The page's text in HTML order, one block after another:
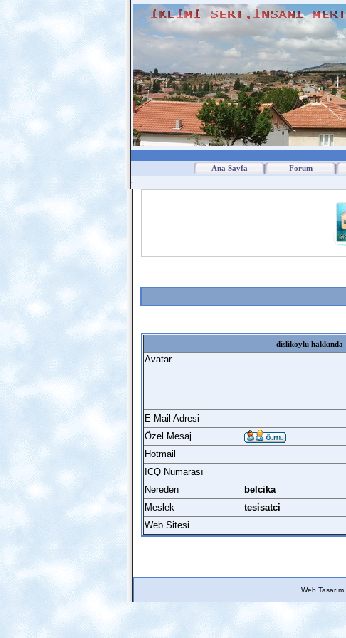
Ana Sayfa Forum
dislikoylu hakkında
Avatar
E-Mail Adresi
Özel Mesaj
Hotmail
ICQ Numarası
Nereden
belcika
Meslek
tesisatci
Web Sitesi
Web Tasarım